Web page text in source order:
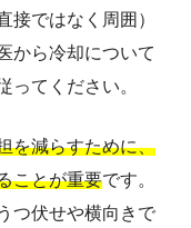
接ではなく周囲）
から冷却について
ってください。
を減らすために、
ことが重要です。
つ伏せや横向きで